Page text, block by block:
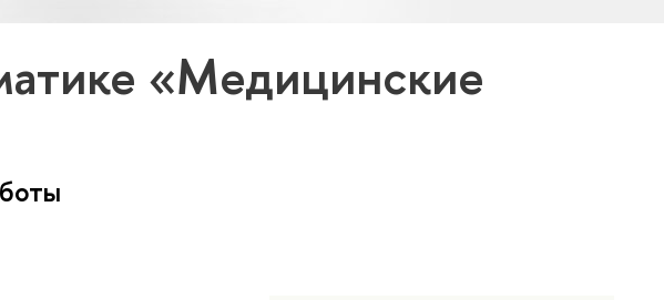
«Медицинские